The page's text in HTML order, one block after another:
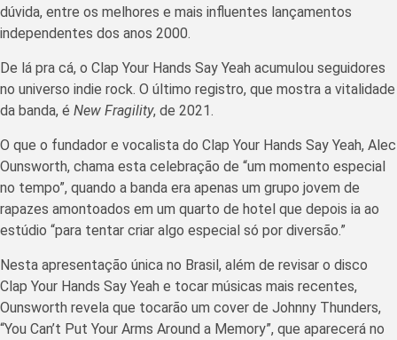
dúvida, entre os melhores e mais influentes lançamentos
independentes dos anos 2000.
De lá pra cá, o Clap Your Hands Say Yeah acumulou seguidores
no universo indie rock. O último registro, que mostra a vitalidade
da banda, é New Fragility, de 2021.
O que o fundador e vocalista do Clap Your Hands Say Yeah, Alec
Ounsworth, chama esta celebração de “um momento especial
no tempo”, quando a banda era apenas um grupo jovem de
rapazes amontoados em um quarto de hotel que depois ia ao
estúdio “para tentar criar algo especial só por diversão.”
Nesta apresentação única no Brasil, além de revisar o disco
Clap Your Hands Say Yeah e tocar músicas mais recentes,
Ounsworth revela que tocarão um cover de Johnny Thunders,
“You Can’t Put Your Arms Around a Memory”, que aparecerá no